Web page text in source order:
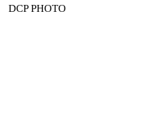
DCP PHOTO